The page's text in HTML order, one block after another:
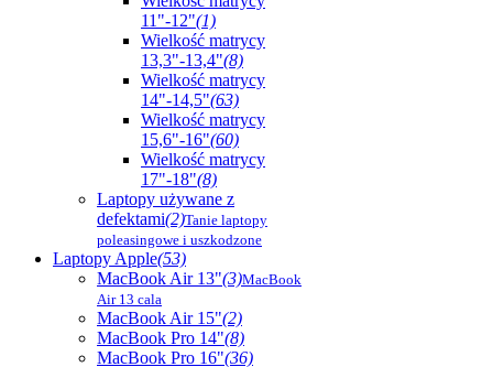
11"-12"(1)
Wielkość matrycy
13,3"-13,4"(8)
Wielkość matrycy
14"-14,5"(63)
Wielkość matrycy
15,6"-16"(60)
Wielkość matrycy
17"-18"(8)
Laptopy używane z
defektami(2)Tanie laptopy
poleasingowe i uszkodzone
Laptopy Apple(53)
MacBook Air 13"(3)MacBook
Air 13 cala
MacBook Air 15"(2)
MacBook Pro 14"(8)
MacBook Pro 16"(36)